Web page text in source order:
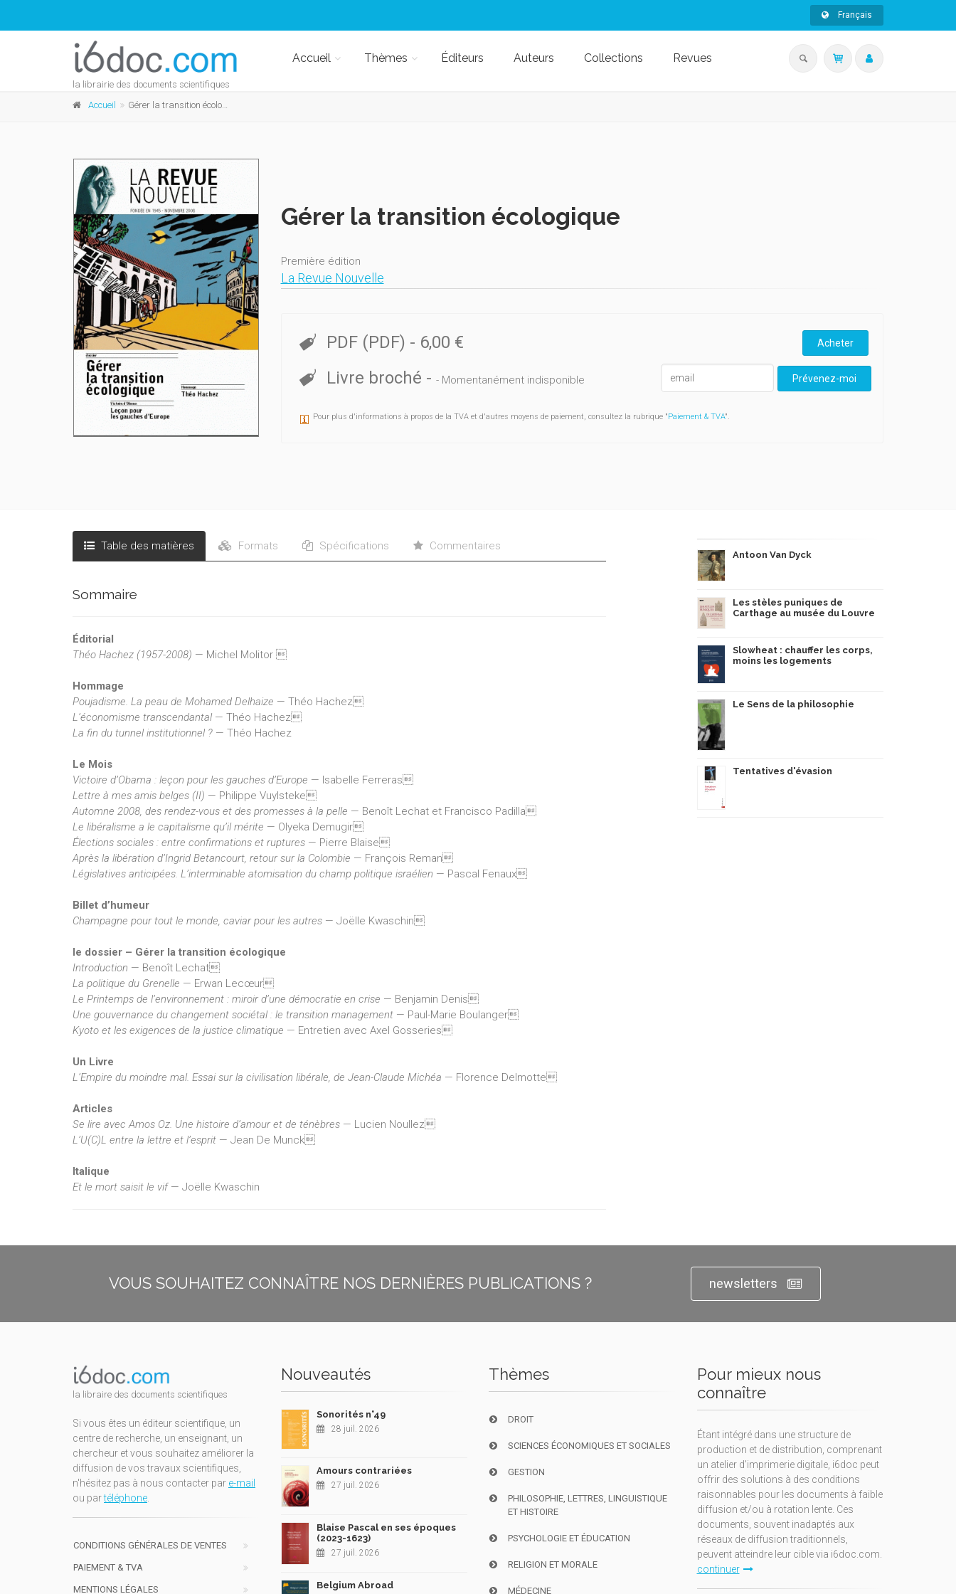
Français
la librairie des documents scientifiques
Accueil Thèmes Éditeurs Auteurs Collections Revues
Accueil Gérer la transition écologique
Gérer la transition écologique
Première édition
La Revue Nouvelle
PDF (PDF) - 6,00 € Acheter
Livre broché -- Momentanément indisponible Prévenez-moi
Pour plus d'informations à propos de la TVA et d'autres moyens de paiement, consultez la rubrique "Paiement & TVA".
Table des matières Formats Spécifications Commentaires
Sommaire
Éditorial
Théo Hachez (1957-2008) — Michel Molitor 
Hommage
Poujadisme. La peau de Mohamed Delhaize — Théo Hachez
L’économisme transcendantal — Théo Hachez
La fin du tunnel institutionnel ? — Théo Hachez
Le Mois
Victoire d’Obama : leçon pour les gauches d’Europe — Isabelle Ferreras
Lettre à mes amis belges (II) — Philippe Vuylsteke
Automne 2008, des rendez-vous et des promesses à la pelle — Benoît Lechat et Francisco Padilla
Le libéralisme a le capitalisme qu’il mérite — Olyeka Demugir
Élections sociales : entre confirmations et ruptures — Pierre Blaise
Après la libération d’Ingrid Betancourt, retour sur la Colombie — François Reman
Législatives anticipées. L’interminable atomisation du champ politique israélien — Pascal Fenaux
Billet d’humeur
Champagne pour tout le monde, caviar pour les autres — Joëlle Kwaschin
le dossier – Gérer la transition écologique
Introduction — Benoît Lechat
La politique du Grenelle — Erwan Lecœur
Le Printemps de l’environnement : miroir d’une démocratie en crise — Benjamin Denis
Une gouvernance du changement sociétal : le transition management — Paul-Marie Boulanger
Kyoto et les exigences de la justice climatique — Entretien avec Axel Gosseries
Un Livre
L’Empire du moindre mal. Essai sur la civilisation libérale, de Jean-Claude Michéa — Florence Delmotte
Articles
Se lire avec Amos Oz. Une histoire d’amour et de ténèbres — Lucien Noullez
L’U(C)L entre la lettre et l’esprit — Jean De Munck
Italique
Et le mort saisit le vif — Joëlle Kwaschin
Antoon Van Dyck
Les stèles puniques de
Carthage au musée du Louvre
Slowheat : chauffer les corps,
moins les logements
Le Sens de la philosophie
Tentatives d'évasion
VOUS SOUHAITEZ CONNAÎTRE NOS DERNIÈRES PUBLICATIONS ? newsletters
la libraire des documents scientifiques
Si vous êtes un éditeur scientifique, un
centre de recherche, un enseignant, un
chercheur et vous souhaitez améliorer la
diffusion de vos travaux scientifiques,
n'hésitez pas à nous contacter par e-mail
ou partéléphone
CONDITIONS GÉNÉRALES DE VENTES
PAIEMENT & TVA
MENTIONS LÉGALES
Nouveautés
Sonorités n°49
28 juil. 2026
Amours contrariées
27 juil. 2026
Blaise Pascal en ses époques
(2023-1623)
27 juil. 2026
Belgium Abroad
Thèmes
DROIT
SCIENCES ÉCONOMIQUES ET SOCIALES
GESTION
PHILOSOPHIE, LETTRES, LINGUISTIQUE
ET HISTOIRE
PSYCHOLOGIE ET ÉDUCATION
RELIGION ET MORALE
MÉDECINE
Pour mieux nous
connaître
Étant intégré dans une structure de
production et de distribution, comprenant
un atelier d'imprimerie digitale, i6doc peut
offrir des solutions à des conditions
raisonnables pour les documents à faible
diffusion et/ou à rotation lente. Ces
documents, souvent inadaptés aux
réseaux de diffusion traditionnels,
peuvent atteindre leur cible via i6doc.com.
continuer